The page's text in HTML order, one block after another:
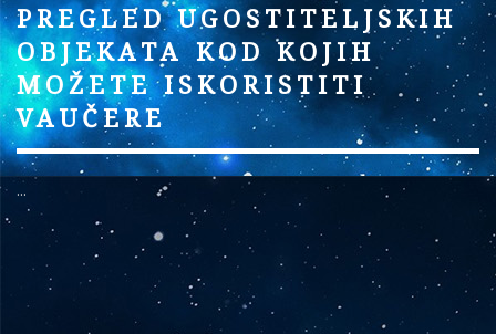
PREGLED UGOSTITELJSKIH
OBJEKATA KOD KOJIH
MOŽETE ISKORISTITI
VAUČERE
...